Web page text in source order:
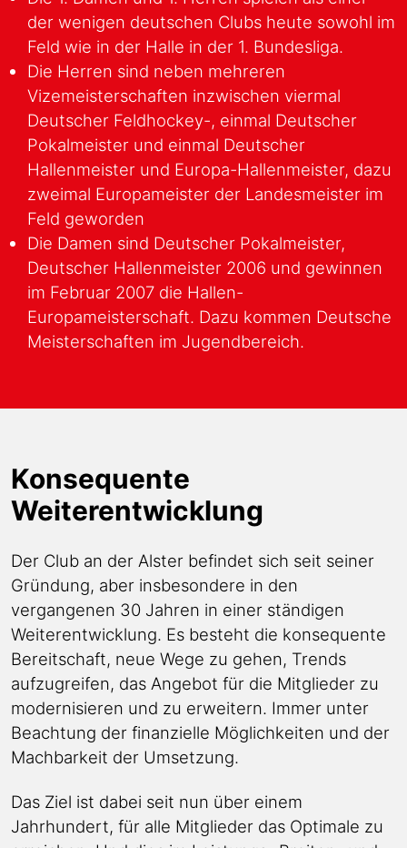
der wenigen deutschen Clubs heute sowohl im
Feld wie in der Halle in der 1. Bundesliga.
Die Herren sind neben mehreren
Vizemeisterschaften inzwischen viermal
Deutscher Feldhockey-, einmal Deutscher
Pokalmeister und einmal Deutscher
Hallenmeister und Europa-Hallenmeister, dazu
zweimal Europameister der Landesmeister im
Feld geworden
Die Damen sind Deutscher Pokalmeister,
Deutscher Hallenmeister 2006 und gewinnen
im Februar 2007 die Hallen-
Europameisterschaft. Dazu kommen Deutsche
Meisterschaften im Jugendbereich.
Konsequente
Weiterentwicklung
Der Club an der Alster befindet sich seit seiner
Gründung, aber insbesondere in den
vergangenen 30 Jahren in einer ständigen
Weiterentwicklung. Es besteht die konsequente
Bereitschaft, neue Wege zu gehen, Trends
aufzugreifen, das Angebot für die Mitglieder zu
modernisieren und zu erweitern. Immer unter
Beachtung der finanzielle Möglichkeiten und der
Machbarkeit der Umsetzung.
Das Ziel ist dabei seit nun über einem
Jahrhundert, für alle Mitglieder das Optimale zu